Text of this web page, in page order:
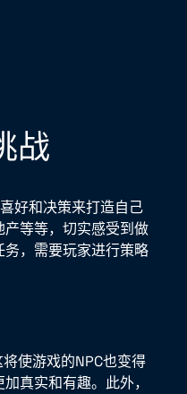
战
好和决策来打造自己
等等，切实感受到做
，需要玩家进行策略
使游戏的NPC也变得
真实和有趣。此外，